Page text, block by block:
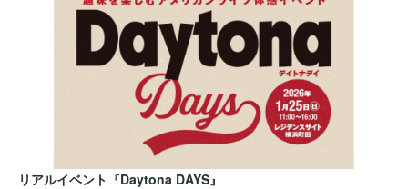
リアルイベント『Daytona DAYS』